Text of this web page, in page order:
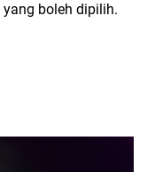
boleh dipilih.